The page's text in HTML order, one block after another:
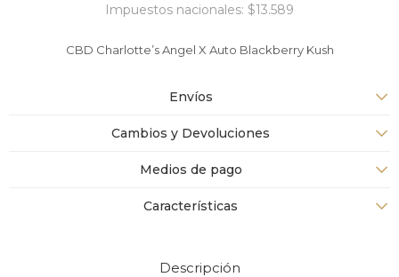
Impuestos nacionales: $13.589
CBD Charlotte’s Angel X Auto Blackberry Kush
Envíos
Cambios y Devoluciones
Medios de pago
Características
Descripción